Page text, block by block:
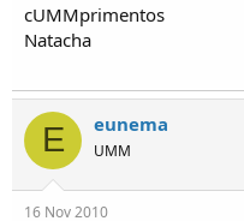
cUMMprimentos
Natacha
E eunema
UMM
16 Nov 2010